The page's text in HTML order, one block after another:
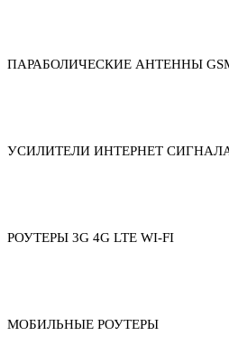
ПАРАБОЛИЧЕСКИЕ АНТЕННЫ GSM
УСИЛИТЕЛИ ИНТЕРНЕТ СИГНАЛА
РОУТЕРЫ 3G 4G LTE WI-FI
МОБИЛЬНЫЕ РОУТЕРЫ